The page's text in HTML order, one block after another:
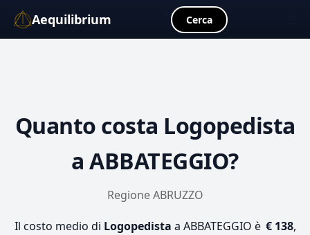
Aequilibrium Cerca
Quanto costa Logopedista
a ABBATEGGIO?
Regione ABRUZZO
Il costo medio di Logopedista a ABBATEGGIO è € 138,